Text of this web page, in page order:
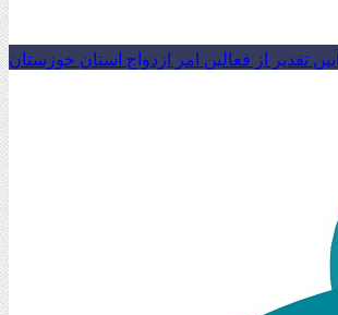
آیین تقدیر از فعالین امر ازدواج استان خوزستان